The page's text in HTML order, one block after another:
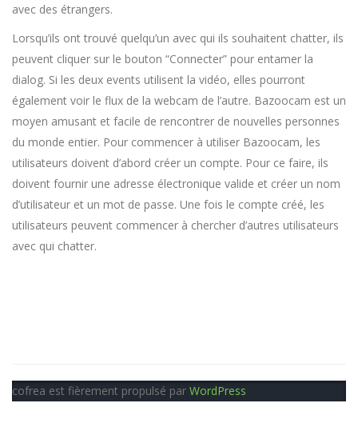
avec des étrangers.
Lorsqu’ils ont trouvé quelqu’un avec qui ils souhaitent chatter, ils
peuvent cliquer sur le bouton “Connecter” pour entamer la
dialog. Si les deux events utilisent la vidéo, elles pourront
également voir le flux de la webcam de l’autre. Bazoocam est un
moyen amusant et facile de rencontrer de nouvelles personnes
du monde entier. Pour commencer à utiliser Bazoocam, les
utilisateurs doivent d’abord créer un compte. Pour ce faire, ils
doivent fournir une adresse électronique valide et créer un nom
d’utilisateur et un mot de passe. Une fois le compte créé, les
utilisateurs peuvent commencer à chercher d’autres utilisateurs
avec qui chatter.
cofrea est fièrement propulsé par WordPress